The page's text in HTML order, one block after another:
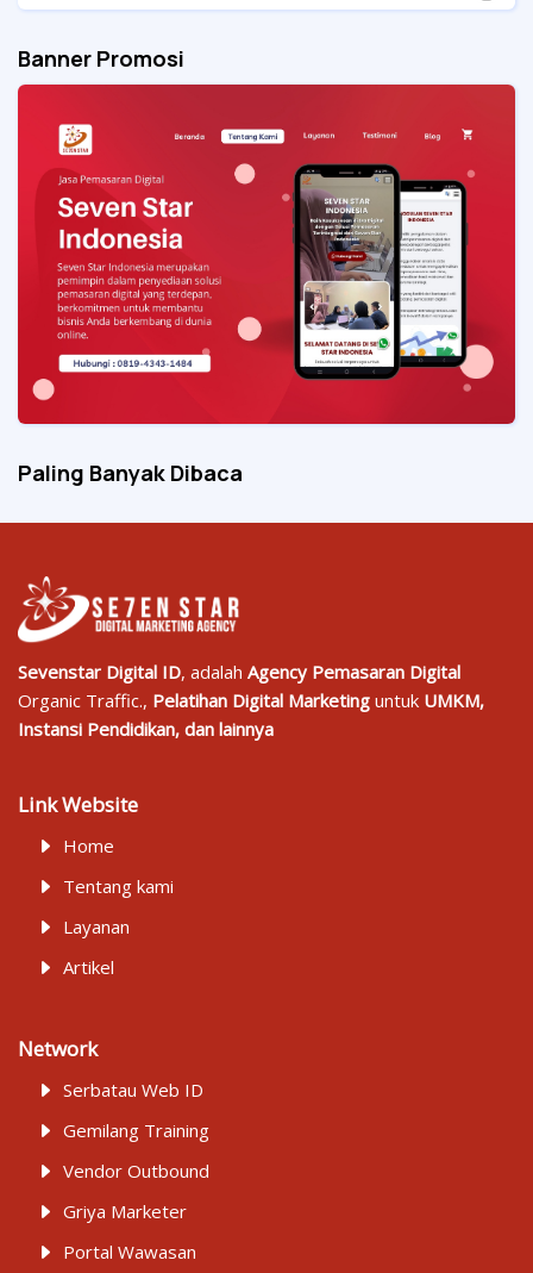
Banner Promosi
Paling Banyak Dibaca
Sevenstar Digital ID, adalah Agency Pemasaran Digital
Organic Traffic., Pelatihan Digital Marketing untuk UMKM,
Instansi Pendidikan, dan lainnya
Link Website
Home
Tentang kami
Layanan
Artikel
Network
Serbatau Web ID
Gemilang Training
Vendor Outbound
Griya Marketer
Portal Wawasan